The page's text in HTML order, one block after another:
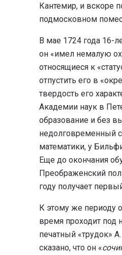
Кантемир, и вскоре
подмосковном
В мае 1724 года 16-
он «имел немалую
относящиеся к
отпустить его в
твердость его
Академии наук в
образование и без
недолговременный
математики, у
Еще до окончания
Преображенский
году получает
К этому же периоду
время проходит под
печатный «трудок»
сказано, что он «